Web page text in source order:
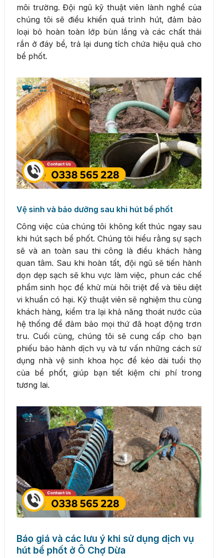
môi trường. Đội ngũ kỹ thuật viên lành nghề của
chúng tôi sẽ điều khiển quá trình hút, đảm bảo
loại bỏ hoàn toàn lớp bùn lắng và các chất thải
rắn ở đáy bể, trả lại dung tích chứa hiệu quả cho
bể phốt.
Vệ sinh và bảo dưỡng sau khi hút bể phốt
Công việc của chúng tôi không kết thúc ngay sau
khi hút sạch bể phốt. Chúng tôi hiểu rằng sự sạch
sẽ và an toàn sau thi công là điều khách hàng
quan tâm. Sau khi hoàn tất, đội ngũ sẽ tiến hành
dọn dẹp sạch sẽ khu vực làm việc, phun các chế
phẩm sinh học để khử mùi hôi triệt để và tiêu diệt
vi khuẩn có hại. Kỹ thuật viên sẽ nghiệm thu cùng
khách hàng, kiểm tra lại khả năng thoát nước của
hệ thống để đảm bảo mọi thứ đã hoạt động trơn
tru. Cuối cùng, chúng tôi sẽ cung cấp cho bạn
phiếu bảo hành dịch vụ và tư vấn những cách sử
dụng nhà vệ sinh khoa học để kéo dài tuổi thọ
của bể phốt, giúp bạn tiết kiệm chi phí trong
tương lai.
Báo giá và các lưu ý khi sử dụng dịch vụ
hút bể phốt ở Ô Chợ Dừa